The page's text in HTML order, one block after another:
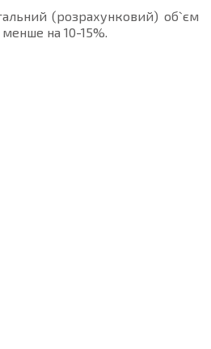
(розрахунковий) об`єм
на 10-15%.